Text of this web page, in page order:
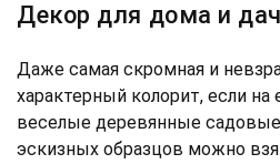
Декор для дома и
Даже самая скромная и
характерный колорит, если на
веселые деревянные
эскизных образцов можно